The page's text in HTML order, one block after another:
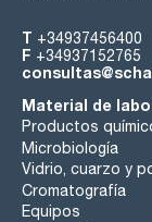
T +34937456400
F +34937152765
Material de
Productos
Microbiología
Vidrio, cuarzo y
Cromatografía
Equipos